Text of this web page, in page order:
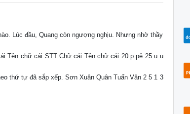
Lúc đầu, Quang còn ngượng nghịu. Nhưng nhờ thầy
Tên chữ cái STT Chữ cái Tên chữ cái 20 p pê 25 u u
thứ tự đã sắp xếp. Sơn Xuân Quân Tuấn Vân 2 5 1 3